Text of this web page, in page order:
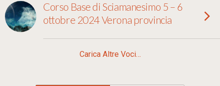
Corso Base di Sciamanesimo 5 – 6
ottobre 2024 Verona provincia
Carica Altre Voci…